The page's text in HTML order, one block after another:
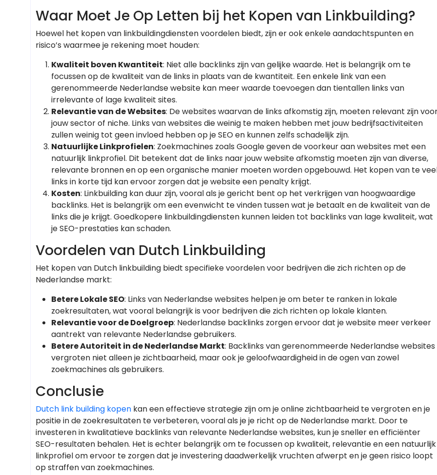
Waar Moet Je Op Letten bij het Kopen van Linkbuilding?
Hoewel het kopen van linkbuildingdiensten voordelen biedt, zijn er ook enkele aandachtspunten en
risico’s waarmee je rekening moet houden:
Kwaliteit boven Kwantiteit: Niet alle backlinks zijn van gelijke waarde. Het is belangrijk om te
focussen op de kwaliteit van de links in plaats van de kwantiteit. Een enkele link van een
gerenommeerde Nederlandse website kan meer waarde toevoegen dan tientallen links van
irrelevante of lage kwaliteit sites.
Relevantie van de Websites: De websites waarvan de links afkomstig zijn, moeten relevant zijn
jouw sector of niche. Links van websites die weinig te maken hebben met jouw bedrijfsactiviteiten
zullen weinig tot geen invloed hebben op je SEO en kunnen zelfs schadelijk zijn.
Natuurlijke Linkprofielen: Zoekmachines zoals Google geven de voorkeur aan websites met een
natuurlijk linkprofiel. Dit betekent dat de links naar jouw website afkomstig moeten zijn van diverse,
relevante bronnen en op een organische manier moeten worden opgebouwd. Het kopen van te
links in korte tijd kan ervoor zorgen dat je website een penalty krijgt.
Kosten: Linkbuilding kan duur zijn, vooral als je gericht bent op het verkrijgen van hoogwaardige
backlinks. Het is belangrijk om een evenwicht te vinden tussen wat je betaalt en de kwaliteit van de
links die je krijgt. Goedkopere linkbuildingdiensten kunnen leiden tot backlinks van lage kwaliteit, wat
je SEO-prestaties kan schaden.
Voordelen van Dutch Linkbuilding
Het kopen van Dutch linkbuilding biedt specifieke voordelen voor bedrijven die zich richten op de
Nederlandse markt:
Betere Lokale SEO: Links van Nederlandse websites helpen je om beter te ranken in lokale
zoekresultaten, wat vooral belangrijk is voor bedrijven die zich richten op lokale klanten.
Relevantie voor de Doelgroep: Nederlandse backlinks zorgen ervoor dat je website meer verkeer
aantrekt van relevante Nederlandse gebruikers.
Betere Autoriteit in de Nederlandse Markt: Backlinks van gerenommeerde Nederlandse websites
vergroten niet alleen je zichtbaarheid, maar ook je geloofwaardigheid in de ogen van zowel
zoekmachines als gebruikers.
Conclusie
Dutch link building kopen kan een effectieve strategie zijn om je online zichtbaarheid te vergroten en je
positie in de zoekresultaten te verbeteren, vooral als je je richt op de Nederlandse markt. Door te
investeren in kwalitatieve backlinks van relevante Nederlandse websites, kun je sneller en efficiënter
SEO-resultaten behalen. Het is echter belangrijk om te focussen op kwaliteit, relevantie en een natuurlijk
linkprofiel om ervoor te zorgen dat je investering daadwerkelijk vruchten afwerpt en je geen risico loopt
op straffen van zoekmachines.